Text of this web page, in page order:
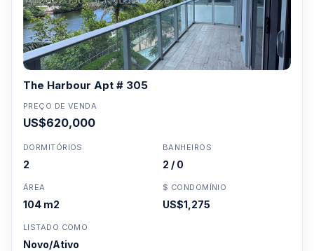
The Harbour Apt # 305
PREÇO DE VENDA
US$620,000
DORMITÓRIOS
2
BANHEIROS
2 / 0
ÁREA
104 m2
$ CONDOMÍNIO
US$1,275
LISTADO COMO
Novo/Ativo